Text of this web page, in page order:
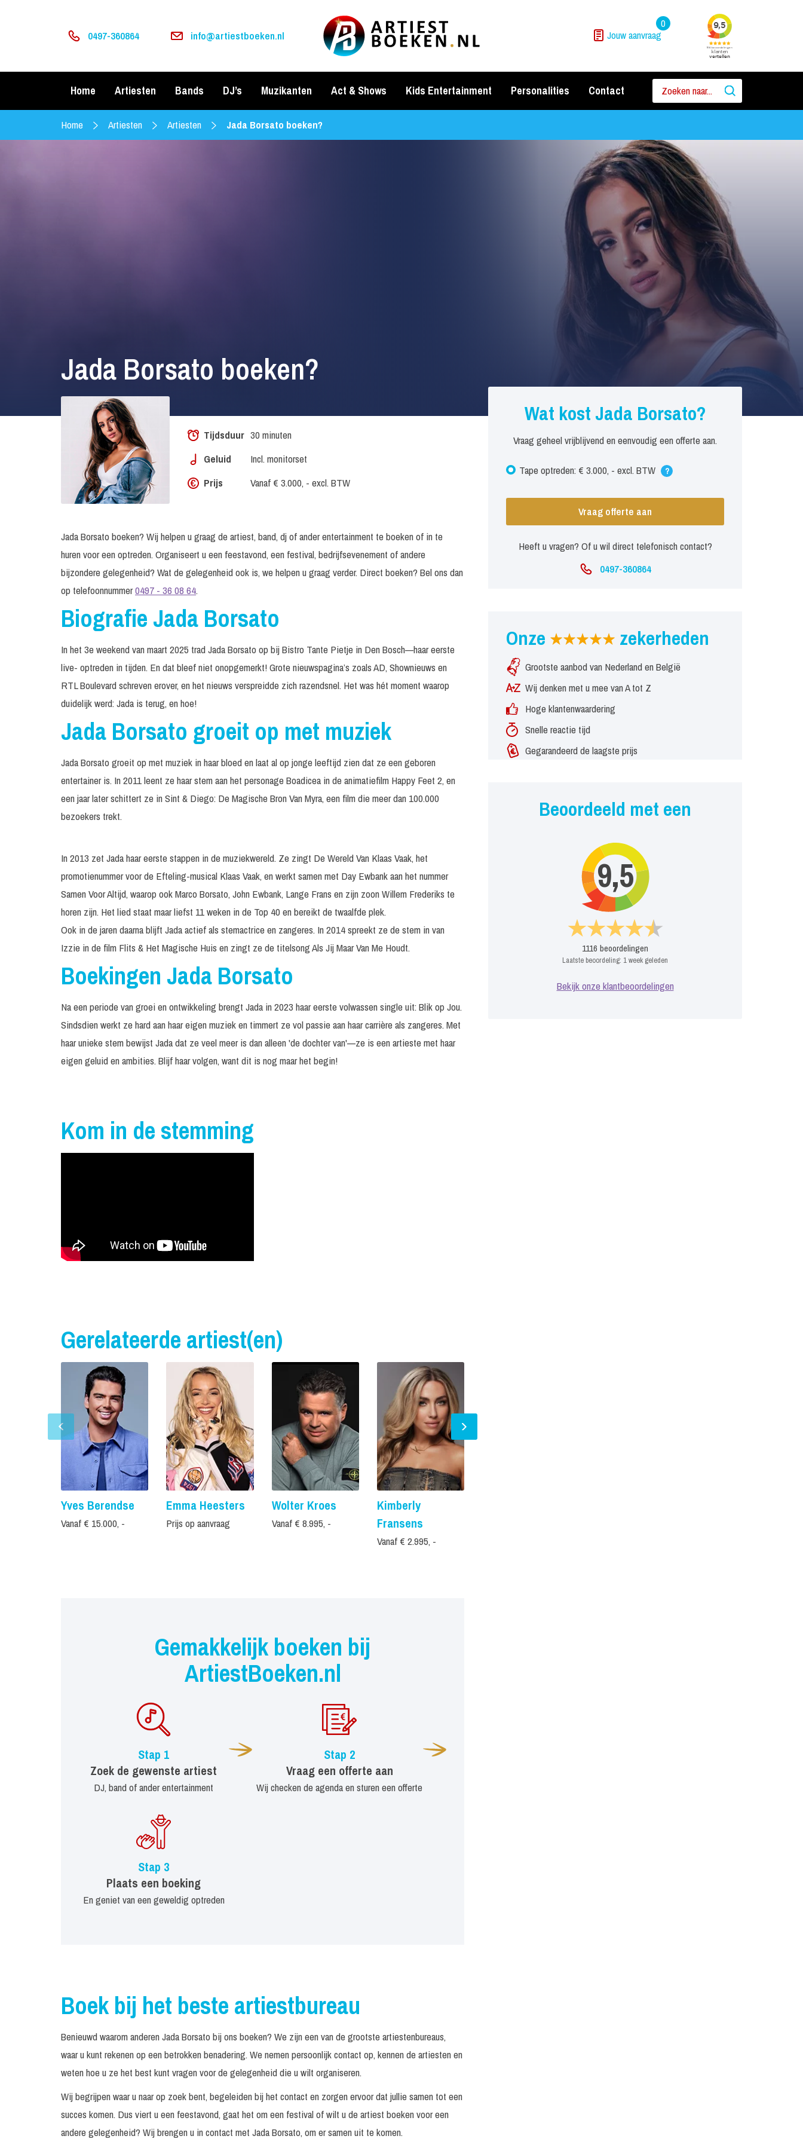
0497-360864 info@artiestboeken.nl Jouw aanvraag
0
Home Artiesten Bands DJ’s Muzikanten Act & Shows Kids Entertainment Personalities Contact
Home Artiesten Artiesten Jada Borsato boeken?
Jada Borsato boeken?
Tijdsduur 30 minuten
Geluid
Incl. monitorset
Prijs
Vanaf € 3.000, - excl. BTW
Jada Borsato boeken? Wij helpen u graag de artiest, band, dj of ander entertainment te boeken of in te
huren voor een optreden. Organiseert u een feestavond, een festival, bedrijfsevenement of andere
bijzondere gelegenheid? Wat de gelegenheid ook is, we helpen u graag verder. Direct boeken? Bel ons dan
op telefoonnummer0497 - 36 08 64.
Biografie Jada Borsato
In het 3e weekend van maart 2025 trad Jada Borsato op bij Bistro Tante Pietje in Den Bosch—haar eerste
live- optreden in tijden. En dat bleef niet onopgemerkt! Grote nieuwspagina’s zoals AD, Shownieuws en
RTL Boulevard schreven erover, en het nieuws verspreidde zich razendsnel. Het was hét moment waarop
duidelijk werd: Jada is terug, en hoe!
Jada Borsato groeit op met muziek
Jada Borsato groeit op met muziek in haar bloed en laat al op jonge leeftijd zien dat ze een geboren
entertainer is. In 2011 leent ze haar stem aan het personage Boadicea in de animatiefilm Happy Feet 2, en
een jaar later schittert ze in Sint & Diego: De Magische Bron Van Myra, een film die meer dan 100.000
bezoekers trekt.
In 2013 zet Jada haar eerste stappen in de muziekwereld. Ze zingt De Wereld Van Klaas Vaak, het
promotienummer voor de Efteling-musical Klaas Vaak, en werkt samen met Day Ewbank aan het nummer
Samen Voor Altijd, waarop ook Marco Borsato, John Ewbank, Lange Frans en zijn zoon Willem Frederiks te
horen zijn. Het lied staat maar liefst 11 weken in de Top 40 en bereikt de twaalfde plek.
Ook in de jaren daarna blijft Jada actief als stemactrice en zangeres. In 2014 spreekt ze de stem in van
Izzie in de film Flits & Het Magische Huis en zingt ze de titelsong Als Jij Maar Van Me Houdt.
Boekingen Jada Borsato
Na een periode van groei en ontwikkeling brengt Jada in 2023 haar eerste volwassen single uit: Blik op Jou.
Sindsdien werkt ze hard aan haar eigen muziek en timmert ze vol passie aan haar carrière als zangeres. Met
haar unieke stem bewijst Jada dat ze veel meer is dan alleen 'de dochter van'—ze is een artieste met haar
eigen geluid en ambities. Blijf haar volgen, want dit is nog maar het begin!
Kom in de stemming
Wat kost Jada Borsato?
Vraag geheel vrijblijvend en eenvoudig een offerte aan.
Tape optreden: € 3.000, - excl. BTW ?
Vraag offerte aan
Heeft u vragen? Of u wil direct telefonisch contact?
0497-360864
Onze zekerheden
Grootste aanbod van Nederland en België
Wij denken met u mee van A tot Z
Hoge klantenwaardering
Snelle reactie tijd
Gegarandeerd de laagste prijs
Beoordeeld met een
9,5
1116 beoordelingen
Laatste beoordeling: 1 week geleden
Bekijk onze klantbeoordelingen
Gerelateerde artiest(en)
Yves Berendse
Vanaf € 15.000, -
Emma Heesters
Prijs op aanvraag
Wolter Kroes
Vanaf € 8.995, -
Kimberly
Fransens
Vanaf € 2.995, -
Gemakkelijk boeken bij
ArtiestBoeken.nl
Stap 1
Zoek de gewenste artiest
DJ, band of ander entertainment
Stap 2
Vraag een offerte aan
Wij checken de agenda en sturen een offerte
Stap 3
Plaats een boeking
En geniet van een geweldig optreden
Boek bij het beste artiestbureau
Benieuwd waarom anderen Jada Borsato bij ons boeken? We zijn een van de grootste artiestenbureaus,
waar u kunt rekenen op een betrokken benadering. We nemen persoonlijk contact op, kennen de artiesten en
weten hoe u ze het best kunt vragen voor de gelegenheid die u wilt organiseren.
Wij begrijpen waar u naar op zoek bent, begeleiden bij het contact en zorgen ervoor dat jullie samen tot een
succes komen. Dus viert u een feestavond, gaat het om een festival of wilt u de artiest boeken voor een
andere gelegenheid? Wij brengen u in contact met Jada Borsato, om er samen uit te komen.